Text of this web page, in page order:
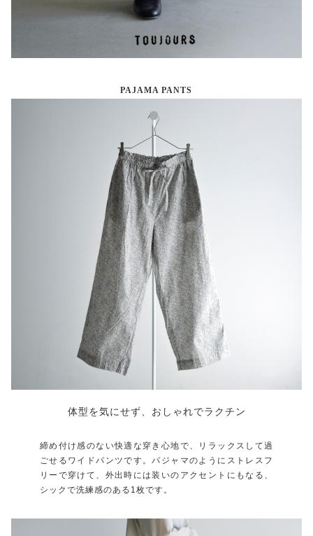
PAJAMA PANTS
体型を気にせず、おしゃれでラクチン
締め付け感のない快適な穿き心地で、リラックスして過
ごせるワイドパンツです。パジャマのようにストレスフ
リーで穿けて、外出時には装いのアクセントにもなる、
シックで洗練感のある1枚です。